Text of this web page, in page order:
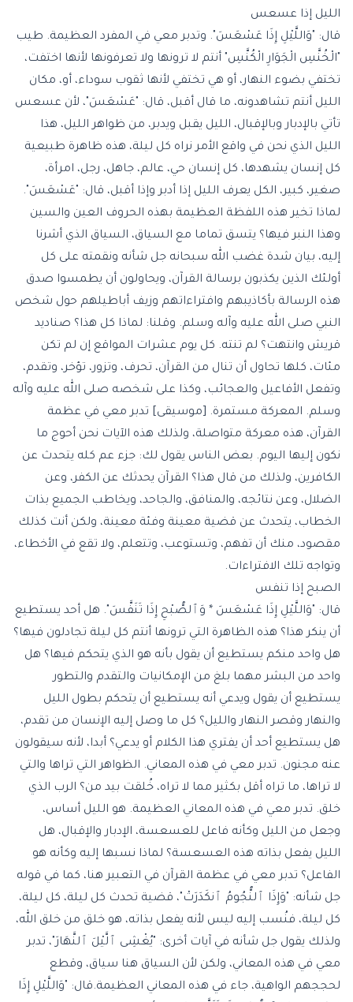
الليل إذا عسعس
قال: "وَاللَّيْلِ إِذَا عَسْعَسَ". وتدبر معي في المفرد العظيمة. طيب
"الْخُنَّسِ الْجَوَارِ الْكُنَّسِ" أنتم لا ترونها ولا تعرفونها لأنها اختفت،
تختفي بضوء النهار، أو هي تختفي لأنها ثقوب سوداء، أو، مكان
الليل أنتم تشاهدونه، ما قال أقبل، قال: "عَسْعَسَ"، لأن عسعس
تأتي بالإدبار وبالإقبال، الليل يقبل ويدبر، من ظواهر الليل، هذا
الليل الذي نحن في واقع الأمر نراه كل ليلة، هذه ظاهرة طبيعية
كل إنسان يشهدها، كل إنسان حي، عالم، جاهل، رجل، امرأة،
صغير، كبير، الكل يعرف الليل إذا أدبر وإذا أقبل، قال: "عَسْعَسَ".
لماذا تخير هذه اللفظة العظيمة بهذه الحروف العين والسين
وهذا النبر فيها؟ يتسق تماما مع السياق، السياق الذي أشرنا
إليه، بيان شدة غضب الله سبحانه جل شأنه ونقمته على كل
أولئك الذين يكذبون برسالة القرآن، ويحاولون أن يطمسوا صدق
هذه الرسالة بأكاذيبهم وافتراءاتهم وزيف أباطيلهم حول شخص
النبي صلى الله عليه وآله وسلم. وقلنا: لماذا كل هذا؟ صناديد
قريش وانتهت؟ لم تنته. كل يوم عشرات المواقع إن لم تكن
مئات، كلها تحاول أن تنال من القرآن، تحرف، وتزور، تؤخر، وتقدم،
وتفعل الأفاعيل والعجائب، وكذا على شخصه صلى الله عليه وآله
وسلم. المعركة مستمرة. [موسيقى] تدبر معي في عظمة
القرآن، هذه معركة متواصلة، ولذلك هذه الآيات نحن أحوج ما
نكون إليها اليوم. بعض الناس يقول لك: جزء عم كله يتحدث عن
الكافرين، ولذلك من قال هذا؟ القرآن يحدثك عن الكفر، وعن
الضلال، وعن نتائجه، والمنافق، والجاحد، ويخاطب الجميع بذات
الخطاب، يتحدث عن قضية معينة وفئة معينة، ولكن أنت كذلك
مقصود، منك أن تفهم، وتستوعب، وتتعلم، ولا تقع في الأخطاء،
وتواجه تلك الافتراءات.
الصبح إذا تنفس
قال: "وَاللَّيْلِ إِذَا عَسْعَسَ * وَٱلصُّبْحِ إِذَا تَنَفَّسَ". هل أحد يستطيع
أن ينكر هذا؟ هذه الظاهرة التي ترونها أنتم كل ليلة تجادلون فيها؟
هل واحد منكم يستطيع أن يقول بأنه هو الذي يتحكم فيها؟ هل
واحد من البشر مهما بلغ من الإمكانيات والتقدم والتطور
يستطيع أن يقول ويدعي أنه يستطيع أن يتحكم بطول الليل
والنهار وقصر النهار والليل؟ كل ما وصل إليه الإنسان من تقدم،
هل يستطيع أحد أن يفتري هذا الكلام أو يدعي؟ أبدا، لأنه سيقولون
عنه مجنون. تدبر معي في هذه المعاني. الظواهر التي تراها والتي
لا تراها، ما تراه أقل بكثير مما لا تراه، خُلقت بيد من؟ الرب الذي
خلق. تدبر معي في هذه المعاني العظيمة. هو الليل أساس،
وجعل من الليل وكأنه فاعل للعسعسة، الإدبار والإقبال، هل
الليل يفعل بذاته هذه العسعسة؟ لماذا نسبها إليه وكأنه هو
الفاعل؟ تدبر معي في عظمة القرآن في التعبير هنا، كما في قوله
جل شأنه: "وَإِذَا ٱلنُّجُومُ ٱنكَدَرَتْ"، قضية تحدث كل ليلة، كل ليلة،
كل ليلة، فنُسب إليه ليس لأنه يفعل بذاته، هو خلق من خلق الله،
ولذلك يقول جل شأنه في آيات أخرى: "يُغْشِى ٱلَّيْلَ ٱلنَّهَارَ"، تدبر
معي في هذه المعاني، ولكن لأن السياق هنا سياق، وقطع
لحججهم الواهية، جاء في هذه المعاني العظيمة.قال: "وَاللَّيْلِ إِذَا